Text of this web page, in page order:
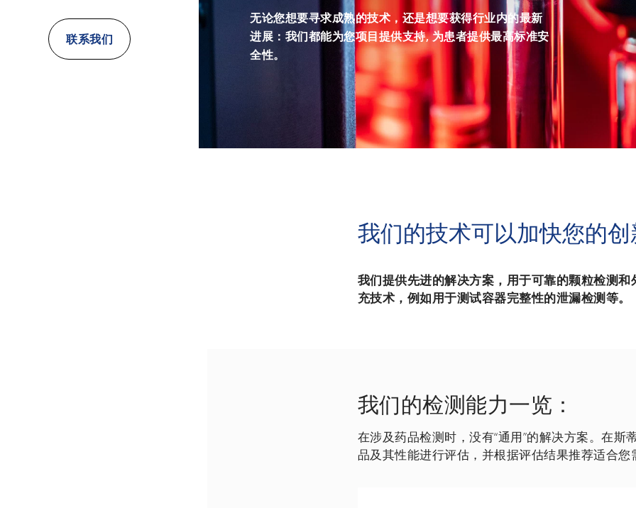
联系我们
无论您想要寻求成熟的技术，还是想要获得行业内的最新
进展：我们都能为您项目提供支持, 为患者提供最高标准安
全性。
我们的技术可以加快您的
我们提供先进的解决方案，用于可靠的颗粒检测
充技术，例如用于测试容器完整性的泄漏检测等。
我们的检测能力一览：
在涉及药品检测时，没有“通用”的解决方案。在斯
品及其性能进行评估，并根据评估结果推荐适合您